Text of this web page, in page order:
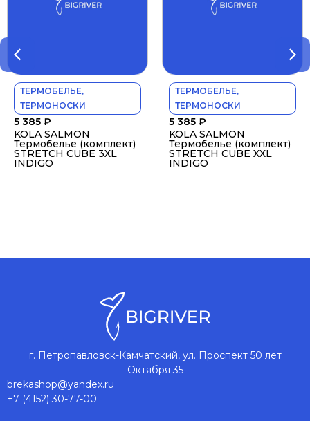
ТЕРМОБЕЛЬЕ,
ТЕРМОНОСКИ
5 385 ₽
KOLA SALMON
Термобелье (комплект)
STRETCH CUBE 3XL
INDIGO
ТЕРМОБЕЛЬЕ,
ТЕРМОНОСКИ
5 385 ₽
KOLA SALMON
Термобелье (комплект)
STRETCH CUBE XXL
INDIGO
г. Петропавловск-Камчатский, ул. Проспект 50 лет
Октября 35
brekashop@yandex.ru
+7 (4152) 30-77-00